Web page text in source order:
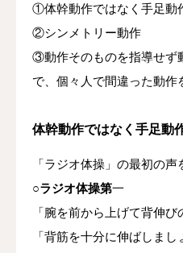
①体幹動作ではなく手足動
②シンメトリー動作
③動作そのものを指導せず
で、個々人で間違った動作
体幹動作ではなく手足動
「ラジオ体操」の最初の声
○ラジオ体操第一
「腕を前から上げて背伸び
「背筋を十分に伸ばしまし